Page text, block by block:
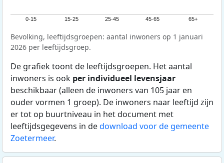
0-15 15-25 25-45 45-65 65+
Bevolking, leeftijdsgroepen: aantal inwoners op 1 januari
2026 per leeftijdsgroep.
De grafiek toont de leeftijdsgroepen. Het aantal
inwoners is ook per individueel levensjaar
beschikbaar (alleen de inwoners van 105 jaar en
ouder vormen 1 groep). De inwoners naar leeftijd zijn
er tot op buurtniveau in het document met
leeftijdsgegevens in dedownload voor de gemeente
Zoetermeer.